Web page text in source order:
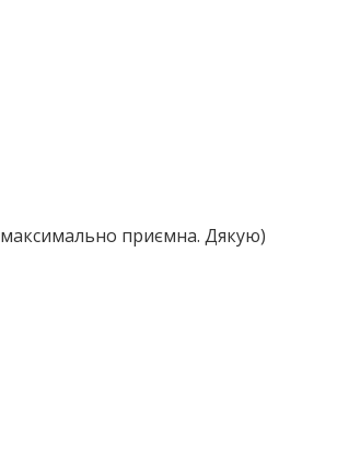
максимально приємна. Дякую)